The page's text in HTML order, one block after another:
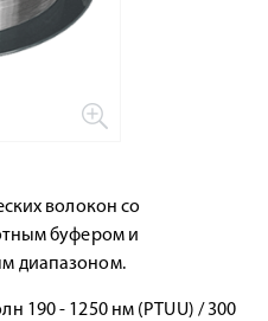
волокон со
буфером и
диапазоном.
190 - 1250 нм (PTUU) / 300